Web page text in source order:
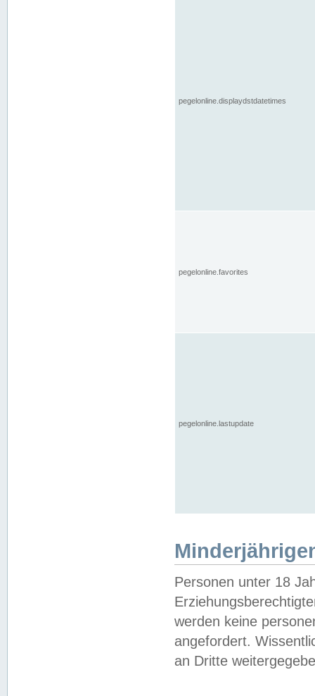
pegelonline.displaydstdatetimes
pegelonline.favorites
pegelonline.lastupdate
Personen unter 18
werden keine
angefordert.
an Dritte